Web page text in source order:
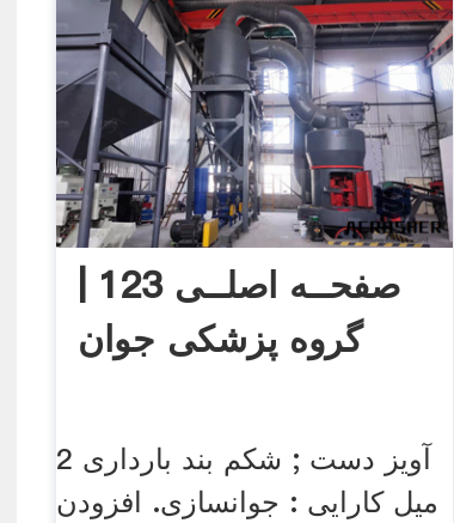
گروه پزشکی جوان
آویز دست ; شکم بند بارداری 2
میل کارایی : جوانسازی. افزودن